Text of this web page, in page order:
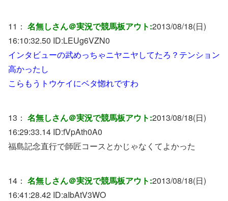
11： 名無しさん＠実況で競馬板アウト:2013/08/18(日)
16:10:32.50 ID:LEUg6VZN0
インタビューの武めっちゃニヤニヤしてたろ？テンション
高かったし
こらもうトウケイにベタ惚れですわ
13： 名無しさん＠実況で競馬板アウト:2013/08/18(日)
16:29:33.14 ID:fVpAth0A0
福島記念直行で師匠コースとかじゃなくてよかった
14： 名無しさん＠実況で競馬板アウト:2013/08/18(日)
16:41:28.42 ID:aIbAtV3WO